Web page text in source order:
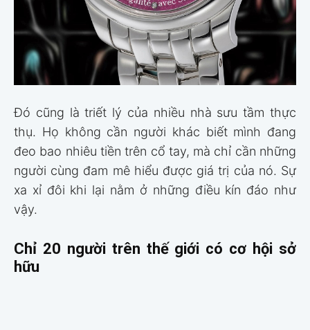
Đó cũng là triết lý của nhiều nhà sưu tầm thực
thụ. Họ không cần người khác biết mình đang
đeo bao nhiêu tiền trên cổ tay, mà chỉ cần những
người cùng đam mê hiểu được giá trị của nó. Sự
xa xỉ đôi khi lại nằm ở những điều kín đáo như
vậy.
Chỉ 20 người trên thế giới có cơ hội sở
hữu